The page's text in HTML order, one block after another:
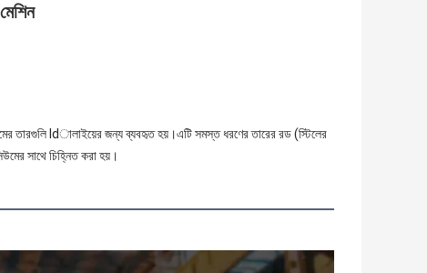
তারগুলি ldালাইয়ের জন্য ব্যবহৃত হয়।এটি সমস্ত ধরণের তারের রড (স্টিলের
সাথে চিহ্নিত করা হয়।